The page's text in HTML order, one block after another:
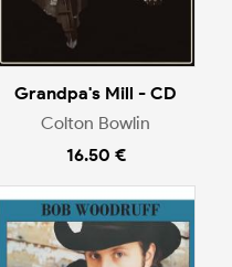
Grandpa's Mill - CD
Colton Bowlin
16.50 €